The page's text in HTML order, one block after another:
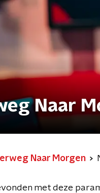
Naar
Naar Morgen
met deze